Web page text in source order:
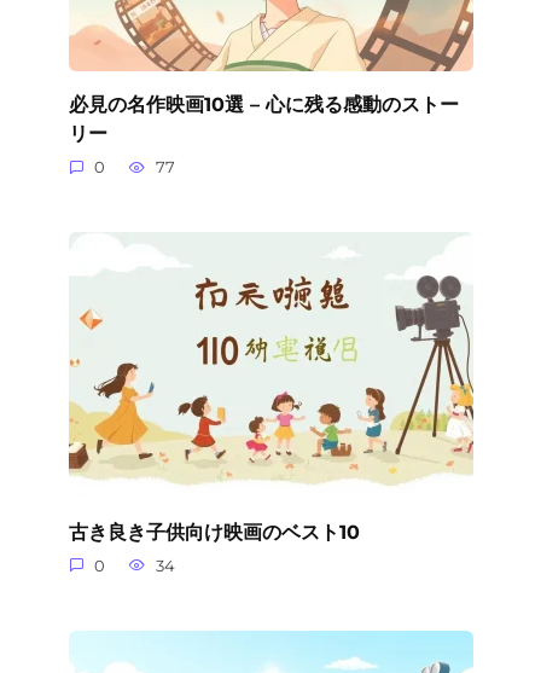
必見の名作映画10選 – 心に残る感動のストー
リー
0 77
古き良き子供向け映画のベスト10
0 34